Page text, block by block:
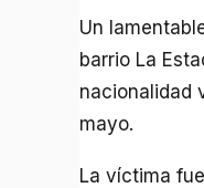
Un
barrio La
nacionalidad
mayo.
La víctima